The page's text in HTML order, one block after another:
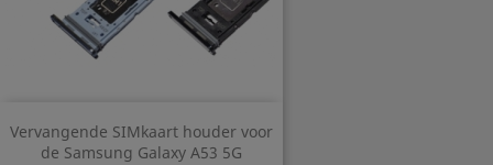
Vervangende SIMkaart houder voor
de Samsung Galaxy A53 5G